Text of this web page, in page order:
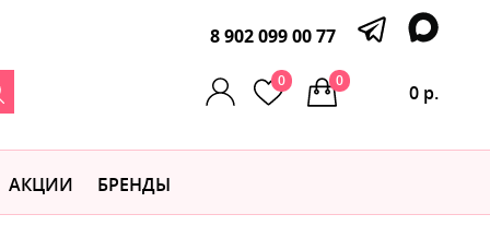
8 902 099 00 77
0
0 р.
0
АКЦИИ БРЕНДЫ